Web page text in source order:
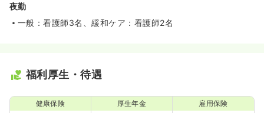
夜勤
一般：看護師3名、緩和ケア：看護師2名
福利厚生・待遇
健康保険 厚生年金 雇用保険